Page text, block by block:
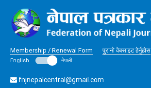
Membership / Renewal Form पुरानो वेबसाइट हेर्नुहोस
English नेपाली
fnjnepalcentral@gmail.com